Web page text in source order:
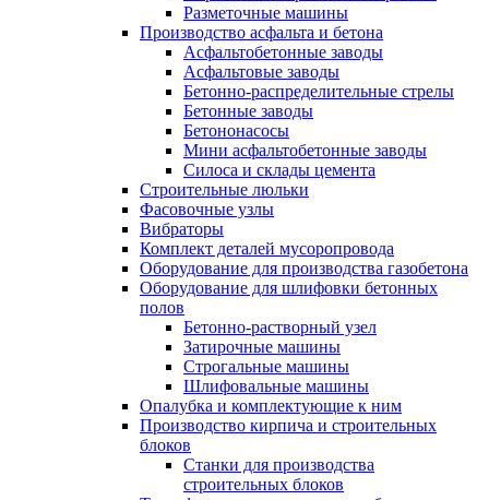
Разметочные машины
Производство асфальта и бетона
Асфальтобетонные заводы
Асфальтовые заводы
Бетонно-распределительные стрелы
Бетонные заводы
Бетононасосы
Мини асфальтобетонные заводы
Силоса и склады цемента
Строительные люльки
Фасовочные узлы
Вибраторы
Комплект деталей мусоропровода
Оборудование для производства газобетона
Оборудование для шлифовки бетонных
полов
Бетонно-растворный узел
Затирочные машины
Строгальные машины
Шлифовальные машины
Опалубка и комплектующие к ним
Производство кирпича и строительных
блоков
Cтанки для производства
строительных блоков